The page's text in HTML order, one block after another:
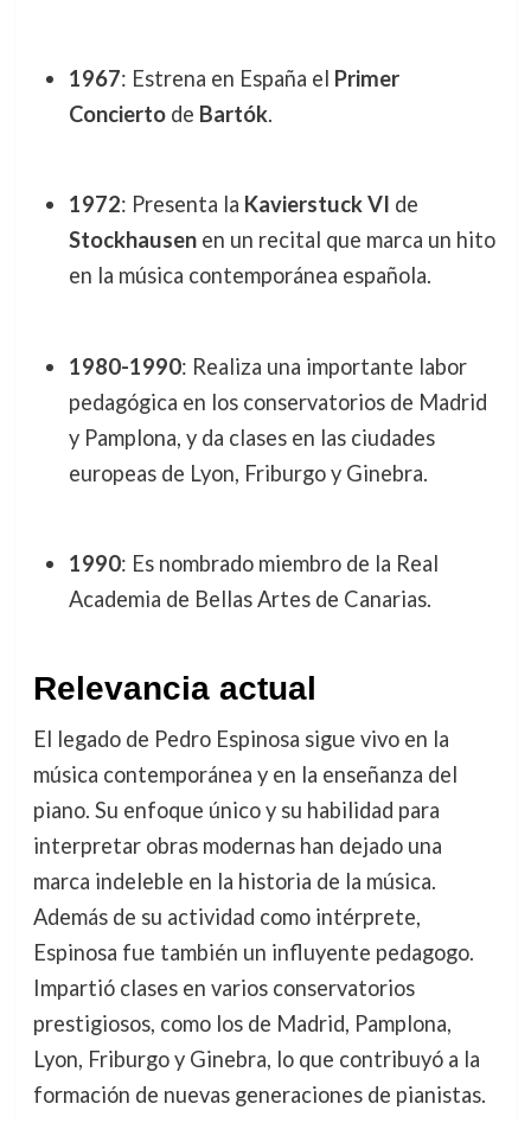
1967: Estrena en España el Primer
Conciertode Bartók.
1972: Presenta la Kavierstuck VI de
Stockhausenen un recital que marca un hito
en la música contemporánea española.
1980-1990: Realiza una importante labor
pedagógica en los conservatorios de Madrid
y Pamplona, y da clases en las ciudades
europeas de Lyon, Friburgo y Ginebra.
1990: Es nombrado miembro de la Real
Academia de Bellas Artes de Canarias.
Relevancia actual
El legado de Pedro Espinosa sigue vivo en la
música contemporánea y en la enseñanza del
piano. Su enfoque único y su habilidad para
interpretar obras modernas han dejado una
marca indeleble en la historia de la música.
Además de su actividad como intérprete,
Espinosa fue también un influyente pedagogo.
Impartió clases en varios conservatorios
prestigiosos, como los de Madrid, Pamplona,
Lyon, Friburgo y Ginebra, lo que contribuyó a la
formación de nuevas generaciones de pianistas.